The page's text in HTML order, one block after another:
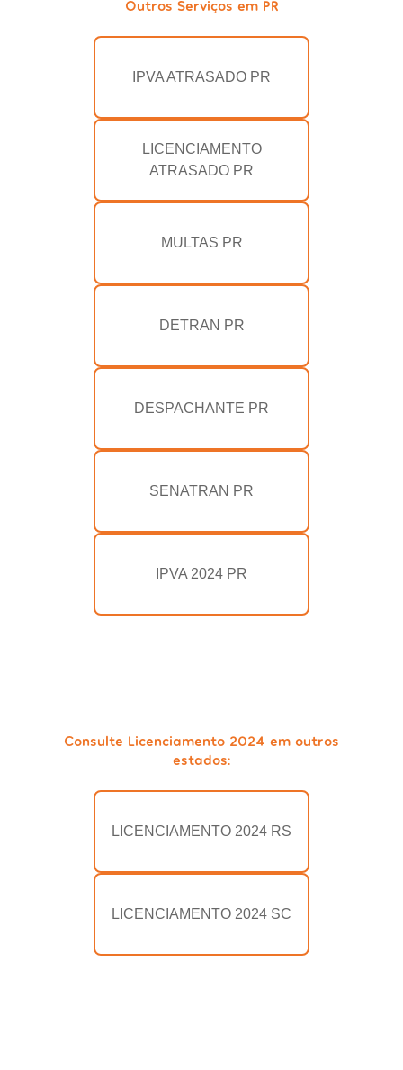
Outros Serviços em PR
IPVA ATRASADO PR
LICENCIAMENTO
ATRASADO PR
MULTAS PR
DETRAN PR
DESPACHANTE PR
SENATRAN PR
IPVA 2024 PR
Consulte Licenciamento 2024 em outros
estados:
LICENCIAMENTO 2024 RS
LICENCIAMENTO 2024 SC